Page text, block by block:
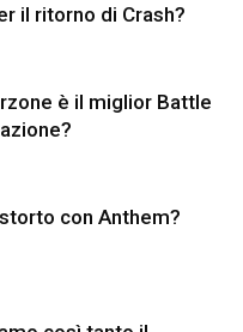
il ritorno di Crash?
è il miglior Battle
con Anthem?